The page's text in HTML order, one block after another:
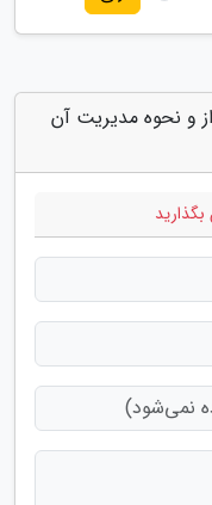
و نحوه مدیریت آن